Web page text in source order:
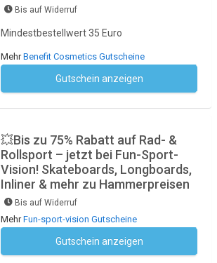
Bis auf Widerruf
Mindestbestellwert 35 Euro
MehrBenefit Cosmetics Gutscheine
Gutschein anzeigen
💥Bis zu 75% Rabatt auf Rad- &
Rollsport – jetzt bei Fun-Sport-
Vision! Skateboards, Longboards,
Inliner & mehr zu Hammerpreisen
Bis auf Widerruf
MehrFun-sport-vision Gutscheine
Gutschein anzeigen